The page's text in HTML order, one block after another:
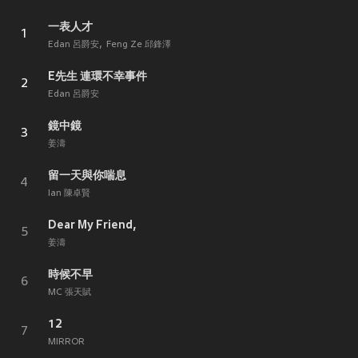
1
一表人才
Edan 呂爵安 Feng Ze 邱鋒澤
2
E先生 連環不幸事件
Edan 呂爵安
3
鏡中鏡
姜濤
4
留一天與你喘息
Ian 陳卓賢
5
Dear My Friend,
姜濤
6
時候不早
MC 張天賦
7
12
MIRROR